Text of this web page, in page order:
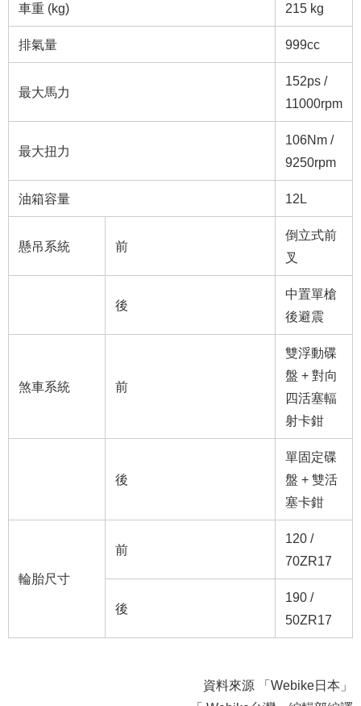
車重 (kg) 215 kg
排氣量 999cc
最大馬力
152ps /
11000rpm
最大扭力
106Nm /
9250rpm
油箱容量 12L
懸吊系統 前
倒立式前
叉
後
中置單槍
後避震
煞車系統 前
雙浮動碟
盤 + 對向
四活塞輻
射卡鉗
後
單固定碟
盤 + 雙活
塞卡鉗
輪胎尺寸
前
120 /
70ZR17
後
190 /
50ZR17
資料來源 「Webike日本」